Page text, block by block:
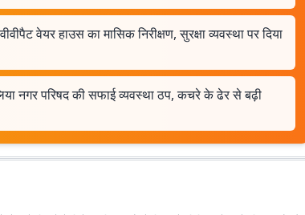
वेयर हाउस का मासिक निरीक्षण, सुरक्षा व्यवस्था पर दिया
नगर परिषद की सफाई व्यवस्था ठप, कचरे के ढेर से बढ़ी